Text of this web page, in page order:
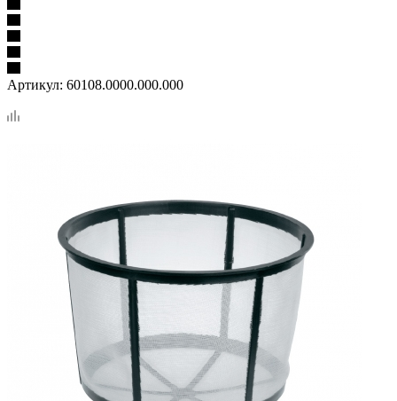
Артикул: 60108.0000.000.000